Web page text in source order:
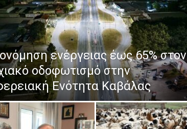
ενέργειας έως 65% στον
οδοφωτισμό στην
Ενότητα Καβάλας